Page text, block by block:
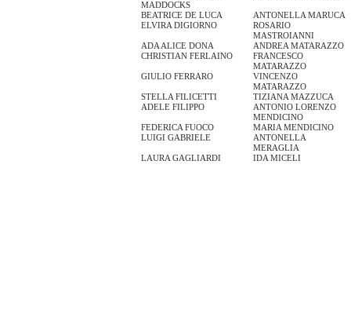
MADDOCKS
BEATRICE DE LUCA
ANTONELLA MARUCA
ELVIRA DIGIORNO
ROSARIO
MASTROIANNI
ADA ALICE DONA
ANDREA MATARAZZO
CHRISTIAN FERLAINO
FRANCESCO
MATARAZZO
GIULIO FERRARO
VINCENZO
MATARAZZO
STELLA FILICETTI
TIZIANA MAZZUCA
ADELE FILIPPO
ANTONIO LORENZO
MENDICINO
FEDERICA FUOCO
MARIA MENDICINO
LUIGI GABRIELE
ANTONELLA
MERAGLIA
LAURA GAGLIARDI
IDA MICELI